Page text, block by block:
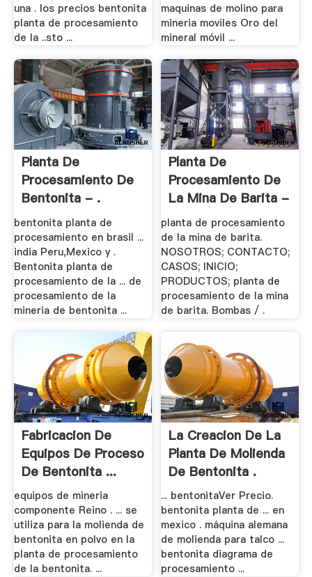
una . los precios bentonita
planta de procesamiento
de la ..sto ...
maquinas de molino para
mineria moviles Oro del
mineral móvil ...
Planta De
Procesamiento De
Bentonita - .
bentonita planta de
procesamiento en brasil ...
india Peru,Mexico y .
Bentonita planta de
procesamiento de la ... de
procesamiento de la
mineria de bentonita ...
Planta De
Procesamiento De
La Mina De Barita -
.
planta de procesamiento
de la mina de barita.
NOSOTROS; CONTACTO;
CASOS; INICIO;
PRODUCTOS; planta de
procesamiento de la mina
de barita. Bombas / .
Fabricacion De
Equipos De Proceso
De Bentonita ...
equipos de mineria
componente Reino . ... se
utiliza para la molienda de
bentonita en polvo en la
planta de procesamiento
de la bentonita. ...
La Creacion De La
Planta De Molienda
De Bentonita .
... bentonitaVer Precio.
bentonita planta de ... en
mexico . máquina alemana
de molienda para talco ...
bentonita diagrama de
procesamiento ...